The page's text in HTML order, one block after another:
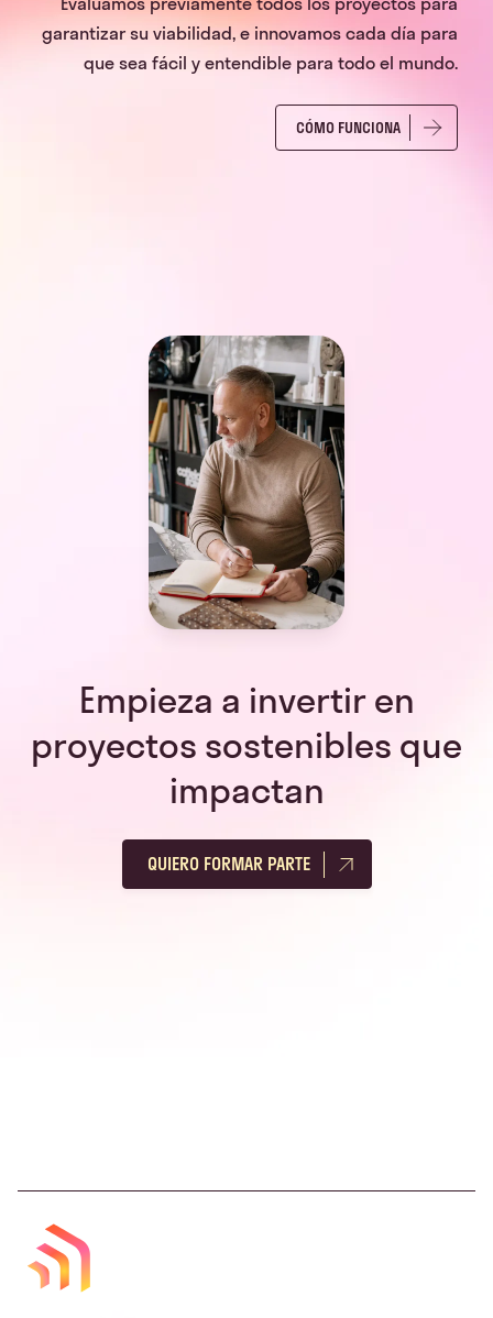
garantizar su viabilidad, e innovamos cada día para
que sea fácil y entendible para todo el mundo.
CÓMO FUNCIONA
Empieza a invertir en
proyectos sostenibles que
impactan
QUIERO FORMAR PARTE